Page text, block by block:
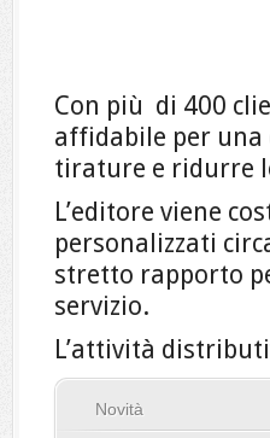
Con più di 400
affidabile per
tirature e ridurre
L’editore viene
personalizzati
stretto rapporto
servizio.
L’attività
Novità